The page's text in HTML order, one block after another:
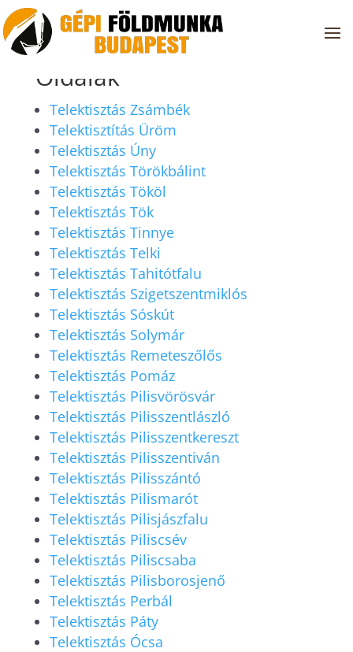
Oldalak
Telektisztás Zsámbék
Telektisztítás Üröm
Telektisztás Úny
Telektisztás Törökbálint
Telektisztás Tököl
Telektisztás Tök
Telektisztás Tinnye
Telektisztás Telki
Telektisztás Tahitótfalu
Telektisztás Szigetszentmiklós
Telektisztás Sóskút
Telektisztás Solymár
Telektisztás Remeteszőlős
Telektisztás Pomáz
Telektisztás Pilisvörösvár
Telektisztás Pilisszentlászló
Telektisztás Pilisszentkereszt
Telektisztás Pilisszentiván
Telektisztás Pilisszántó
Telektisztás Pilismarót
Telektisztás Pilisjászfalu
Telektisztás Piliscsév
Telektisztás Piliscsaba
Telektisztás Pilisborosjenő
Telektisztás Perbál
Telektisztás Páty
Telektisztás Ócsa